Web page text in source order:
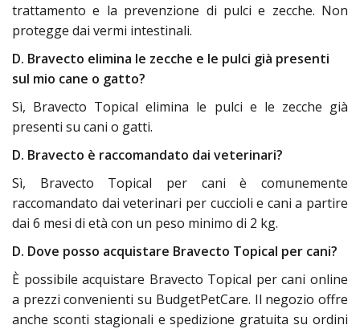
trattamento e la prevenzione di pulci e zecche. Non
protegge dai vermi intestinali.
D. Bravecto elimina le zecche e le pulci già presenti
sul mio cane o gatto?
Sì, Bravecto Topical elimina le pulci e le zecche già
presenti su cani o gatti.
D. Bravecto è raccomandato dai veterinari?
Sì, Bravecto Topical per cani è comunemente
raccomandato dai veterinari per cuccioli e cani a partire
dai 6 mesi di età con un peso minimo di 2 kg.
D. Dove posso acquistare Bravecto Topical per cani?
È possibile acquistare Bravecto Topical per cani online
a prezzi convenienti su BudgetPetCare. Il negozio offre
anche sconti stagionali e spedizione gratuita su ordini